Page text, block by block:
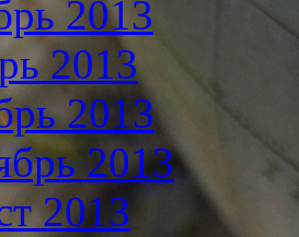
2013
2013
2013
2013
2013